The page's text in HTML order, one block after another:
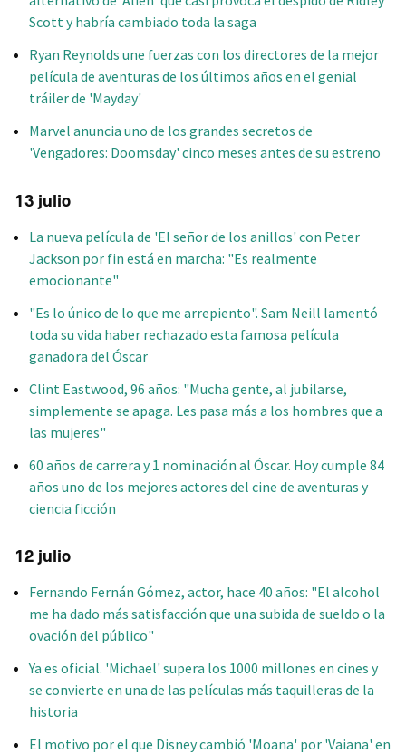
Scott y habría cambiado toda la saga
Ryan Reynolds une fuerzas con los directores de la mejor
película de aventuras de los últimos años en el genial
tráiler de 'Mayday'
Marvel anuncia uno de los grandes secretos de
'Vengadores: Doomsday' cinco meses antes de su estreno
13 julio
La nueva película de 'El señor de los anillos' con Peter
Jackson por fin está en marcha: "Es realmente
emocionante"
"Es lo único de lo que me arrepiento". Sam Neill lamentó
toda su vida haber rechazado esta famosa película
ganadora del Óscar
Clint Eastwood, 96 años: "Mucha gente, al jubilarse,
simplemente se apaga. Les pasa más a los hombres que a
las mujeres"
60 años de carrera y 1 nominación al Óscar. Hoy cumple 84
años uno de los mejores actores del cine de aventuras y
ciencia ficción
12 julio
Fernando Fernán Gómez, actor, hace 40 años: "El alcohol
me ha dado más satisfacción que una subida de sueldo o la
ovación del público"
Ya es oficial. 'Michael' supera los 1000 millones en cines y
se convierte en una de las películas más taquilleras de la
historia
El motivo por el que Disney cambió 'Moana' por 'Vaiana' en